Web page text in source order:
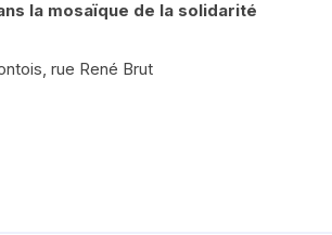
la mosaïque de la solidarité
rue René Brut